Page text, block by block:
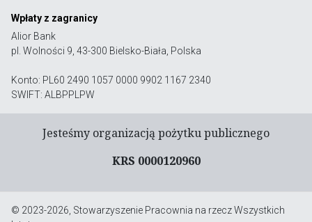
Wpłaty z zagranicy
Alior Bank
pl. Wolności 9, 43-300 Bielsko-Biała, Polska
Konto: PL60 2490 1057 0000 9902 1167 2340
SWIFT: ALBPPLPW
Jesteśmy organizacją pożytku publicznego
KRS 0000120960
© 2023-2026, Stowarzyszenie Pracownia na rzecz Wszystkich